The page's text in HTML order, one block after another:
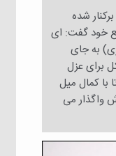
شده
خود گفت: ای
به جای
برای عزل
با کمال میل
واگذار می